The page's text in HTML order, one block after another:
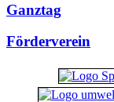
Ganztag
Förderverein